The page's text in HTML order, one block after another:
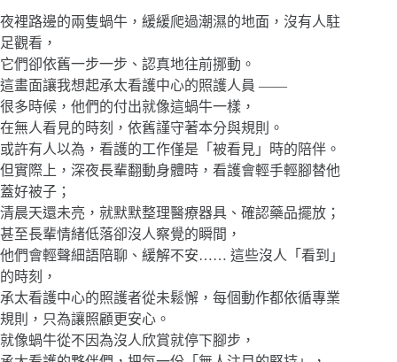
夜裡路邊的兩隻蝸牛，緩緩爬過潮濕的地面，沒有人駐
足觀看，
它們卻依舊一步一步、認真地往前挪動。
這畫面讓我想起承太看護中心的照護人員 ——
很多時候，他們的付出就像這蝸牛一樣，
在無人看見的時刻，依舊謹守著本分與規則。
或許有人以為，看護的工作僅是「被看見」時的陪伴。
但實際上，深夜長輩翻動身體時，看護會輕手輕腳替他
蓋好被子；
清晨天還未亮，就默默整理醫療器具、確認藥品擺放；
甚至長輩情緒低落卻沒人察覺的瞬間，
他們會輕聲細語陪聊、緩解不安…… 這些沒人「看到」
的時刻，
承太看護中心的照護者從未鬆懈，每個動作都依循專業
規則，只為讓照顧更安心。
就像蝸牛從不因為沒人欣賞就停下腳步，